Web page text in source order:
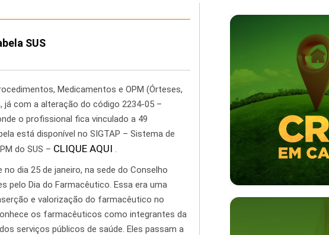
SUS
Medicamentos e OPM (Órteses,
já com a alteração do código 2234-05 –
o profissional fica vinculado a 49
está disponível no SIGTAP – Sistema de
do SUS – CLIQUE AQUI .
dia 25 de janeiro, na sede do Conselho
pelo Dia do Farmacêutico. Essa era uma
e valorização do farmacêutico no
os farmacêuticos como integrantes da
serviços públicos de saúde. Eles passam a